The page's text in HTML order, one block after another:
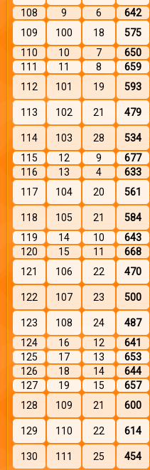
108
9 6 642
109
100 18 575
110
10 7 650
111
11 8 659
112
101 19 593
113 102 21 479
114 103 28 534
115
12 9 677
116
13 4 633
117
104 20 561
118 105 21 584
119
14 10 643
120
15 11 668
121
106 22 470
122 107 23 500
123 108 24 487
124
16 12 641
125
17 13 653
126
18 14 644
127
19 15 657
128
109 21 600
129
110 22 614
130 111 25 454